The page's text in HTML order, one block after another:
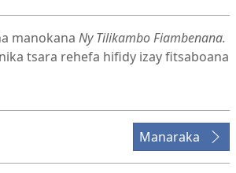
manokana Ny Tilikambo Fiambenana.
tsara rehefa hifidy izay fitsaboana
Manaraka